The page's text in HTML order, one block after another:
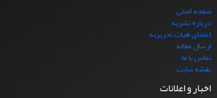
صفحه اصلی
درباره نشریه
اعضای هیات تحریریه
ارسال مقاله
تماس با ما
نقشه سایت
اخبار و اعلانات